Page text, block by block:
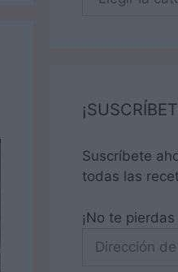
Suscríbete
todas las
¡No te
de